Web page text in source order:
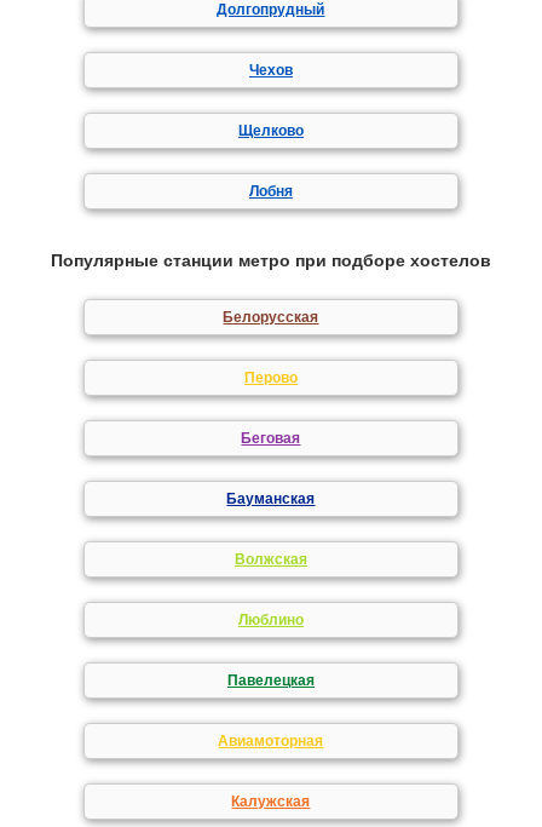
Долгопрудный
Чехов
Щелково
Лобня
Популярные станции метро при подборе хостелов
Белорусская
Перово
Беговая
Бауманская
Волжская
Люблино
Павелецкая
Авиамоторная
Калужская